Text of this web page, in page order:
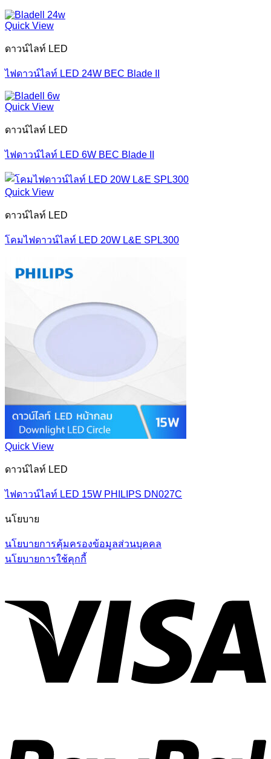
Quick View
ดาวน์ไลท์ LED
ไฟดาวน์ไลท์ LED 24W BEC Blade II
Quick View
ดาวน์ไลท์ LED
ไฟดาวน์ไลท์ LED 6W BEC Blade II
Quick View
ดาวน์ไลท์ LED
โคมไฟดาวน์ไลท์ LED 20W L&E SPL300
Quick View
ดาวน์ไลท์ LED
ไฟดาวน์ไลท์ LED 15W PHILIPS DN027C
นโยบาย
นโยบายการคุ้มครองข้อมูลส่วนบุคคล
นโยบายการใช้คุกกี้